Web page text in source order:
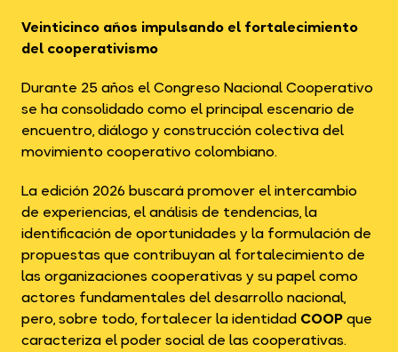
Veinticinco años impulsando el fortalecimiento
del cooperativismo
Durante 25 años el Congreso Nacional Cooperativo
se ha consolidado como el principal escenario de
encuentro, diálogo y construcción colectiva del
movimiento cooperativo colombiano.
La edición 2026 buscará promover el intercambio
de experiencias, el análisis de tendencias, la
identificación de oportunidades y la formulación de
propuestas que contribuyan al fortalecimiento de
las organizaciones cooperativas y su papel como
actores fundamentales del desarrollo nacional,
pero, sobre todo, fortalecer la identidadCOOPque
caracteriza el poder social de las cooperativas.